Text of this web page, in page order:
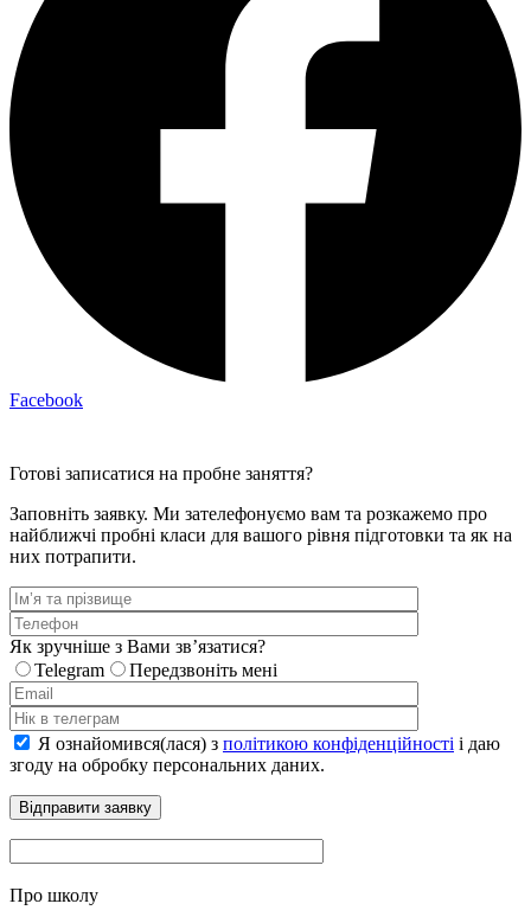
Facebook
Готові записатися на пробне заняття?
Заповніть заявку. Ми зателефонуємо вам та розкажемо про
найближчі пробні класи для вашого рівня підготовки та як на
них потрапити.
Як зручніше з Вами звʼязатися?
Telegram
Передзвоніть мені
Я ознайомився(лася) з політикою конфіденційності і даю
згоду на обробку персональних даних.
Про школу